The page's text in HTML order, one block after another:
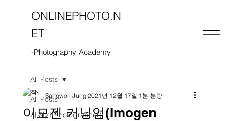
ONLINEPHOTO.N
ET
-Photography Academy
All Posts
사진가(Photographer)
All Posts
이모젠 커닝엄(Imogen
Sangwon Jung 2021년 12월 17일 1분 분량